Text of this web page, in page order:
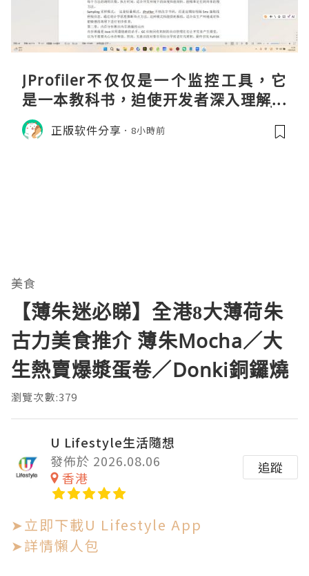
JProfiler不仅仅是一个监控工具，它
是一本教科书，迫使开发者深入理解JV
M的内存模型、垃圾回收机制和并发原
理。通过直观的可视化数据，它将抽象
正版软件分享 8小時前
美食
【薄朱迷必睇】全港8大薄荷朱
古力美食推介 薄朱Mocha／大
生熱賣爆漿蛋卷／Donki銅鑼燒
瀏覽次數:379
U Lifestyle生活隨想
發佈於 2026.08.06
香港
追蹤
➤立即下載U Lifestyle App
➤詳情懶人包